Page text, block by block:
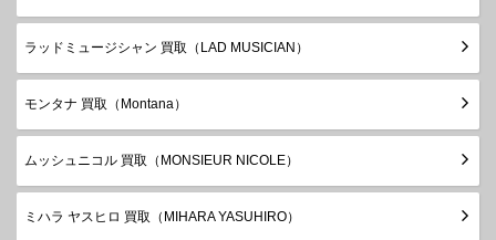
ラッドミュージシャン 買取（LAD MUSICIAN）
モンタナ 買取（Montana）
ムッシュニコル 買取（MONSIEUR NICOLE）
ミハラ ヤスヒロ 買取（MIHARA YASUHIRO）